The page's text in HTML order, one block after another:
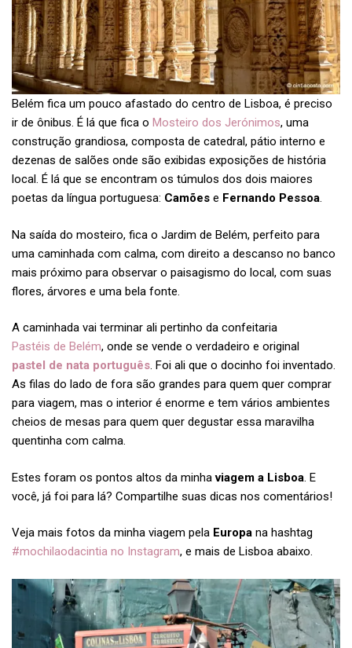
Belém fica um pouco afastado do centro de Lisboa, é preciso
ir de ônibus. É lá que fica o Mosteiro dos Jerónimos, uma
construção grandiosa, composta de catedral, pátio interno e
dezenas de salões onde são exibidas exposições de história
local. É lá que se encontram os túmulos dos dois maiores
poetas da língua portuguesa: Camões e Fernando Pessoa.
Na saída do mosteiro, fica o Jardim de Belém, perfeito para
uma caminhada com calma, com direito a descanso no banco
mais próximo para observar o paisagismo do local, com suas
flores, árvores e uma bela fonte.
A caminhada vai terminar ali pertinho da confeitaria
Pastéis de Belém, onde se vende o verdadeiro e original
pastel de nata português. Foi ali que o docinho foi inventado.
As filas do lado de fora são grandes para quem quer comprar
para viagem, mas o interior é enorme e tem vários ambientes
cheios de mesas para quem quer degustar essa maravilha
quentinha com calma.
Estes foram os pontos altos da minhaviagem a Lisboa. E
você, já foi para lá? Compartilhe suas dicas nos comentários!
Veja mais fotos da minha viagem pela Europa na hashtag
#mochilaodacintia no Instagram, e mais de Lisboa abaixo.